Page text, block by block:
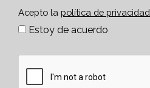
Acepto la política de privacidad
Estoy de acuerdo